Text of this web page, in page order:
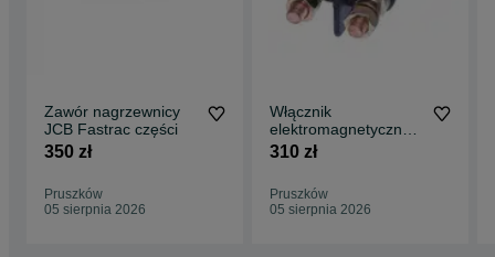
Zawór nagrzewnicy
JCB Fastrac części
350 zł
Pruszków
05 sierpnia 2026
Włącznik
elektromagnetyczny -
przekaźnik JCB
Fastrac 250,- netto
310 zł
Pruszków
05 sierpnia 2026